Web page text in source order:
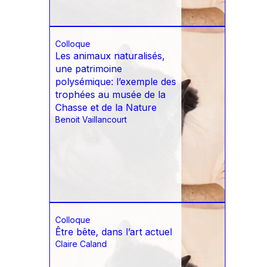
Colloque
Les animaux naturalisés,
une patrimoine
polysémique: l’exemple des
trophées au musée de la
Chasse et de la Nature
Benoit Vaillancourt
Colloque
Être bête, dans l’art actuel
Claire Caland